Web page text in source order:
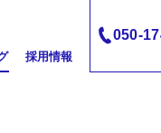
採用情報
050-